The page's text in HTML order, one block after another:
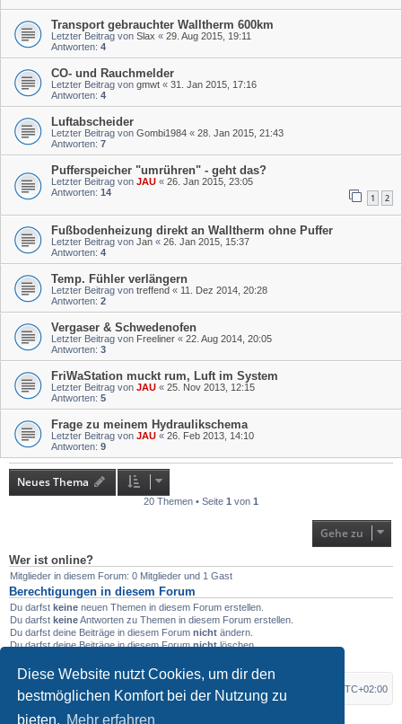
Diese Website nutzt Cookies, um dir den
bestmöglichen Komfort bei der Nutzung zu
bieten. Mehr erfahren
Transport gebrauchter Walltherm 600km
Letzter Beitrag von Slax « 29. Aug 2015, 19:11
Antworten: 4
CO- und Rauchmelder
Letzter Beitrag von gmwt « 31. Jan 2015, 17:16
Antworten: 4
Luftabscheider
Letzter Beitrag von Gombi1984 « 28. Jan 2015, 21:43
Antworten: 7
Pufferspeicher "umrühren" - geht das?
Letzter Beitrag von JAU « 26. Jan 2015, 23:05
Antworten: 14 1 2
Fußbodenheizung direkt an Walltherm ohne Puffer
Letzter Beitrag von Jan « 26. Jan 2015, 15:37
Antworten: 4
Temp. Fühler verlängern
Letzter Beitrag von treffend « 11. Dez 2014, 20:28
Antworten: 2
Vergaser & Schwedenofen
Letzter Beitrag von Freeliner « 22. Aug 2014, 20:05
Antworten: 3
FriWaStation muckt rum, Luft im System
Letzter Beitrag von JAU « 25. Nov 2013, 12:15
Antworten: 5
Frage zu meinem Hydraulikschema
Letzter Beitrag von JAU « 26. Feb 2013, 14:10
Antworten: 9
Neues Thema
20 Themen • Seite 1 von 1
Gehe zu
Wer ist online?
Mitglieder in diesem Forum: 0 Mitglieder und 1 Gast
Berechtigungen in diesem Forum
Du darfst keine neuen Themen in diesem Forum erstellen.
Du darfst keineAntworten zu Themen in diesem Forum erstellen.
Du darfst deine Beiträge in diesem Forum nicht ändern.
Du darfst deine Beiträge in diesem Forumnichtlöschen.
Foren-Übersicht UTC+02:00
*Original Author: